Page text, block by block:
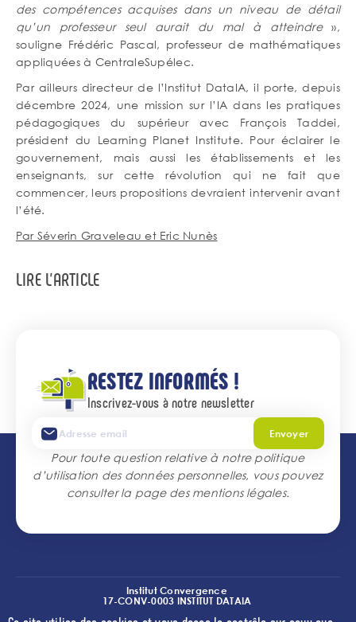
des compétences acquises dans un niveau de détail
qu’un professeur seul aurait du mal à atteindre»,
souligne Frédéric Pascal, professeur de mathématiques
appliquées à CentraleSupélec.
Par ailleurs directeur de l’Institut DataIA, il porte, depuis
décembre 2024, une mission sur l’IA dans les pratiques
pédagogiques du supérieur avec François Taddei,
président du Learning Planet Institute. Pour éclairer le
gouvernement, mais aussi les établissements et les
enseignants, sur cette révolution qui ne fait que
commencer, leurs propositions devraient intervenir avant
l’été.
Par Séverin Graveleau et Eric Nunès
Bouton
associé
LIRE L'ARTICLE
RESTEZ INFORMÉS !
Inscrivez-vous à notre newsletter
Envoyer
Pour toute question relative à notre politique
d’utilisation des données personnelles, vous pouvez
consulter la page desmentions légales.
Institut Convergence
17-CONV-0003 INSTITUT DATAIA